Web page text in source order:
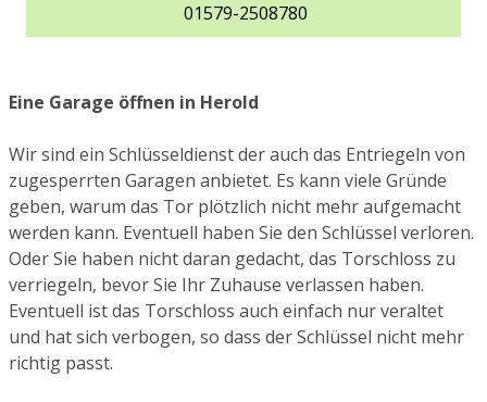
01579-2508780
Eine Garage öffnen in Herold
Wir sind ein Schlüsseldienst der auch das Entriegeln von
zugesperrten Garagen anbietet. Es kann viele Gründe
geben, warum das Tor plötzlich nicht mehr aufgemacht
werden kann. Eventuell haben Sie den Schlüssel verloren.
Oder Sie haben nicht daran gedacht, das Torschloss zu
verriegeln, bevor Sie Ihr Zuhause verlassen haben.
Eventuell ist das Torschloss auch einfach nur veraltet
und hat sich verbogen, so dass der Schlüssel nicht mehr
richtig passt.